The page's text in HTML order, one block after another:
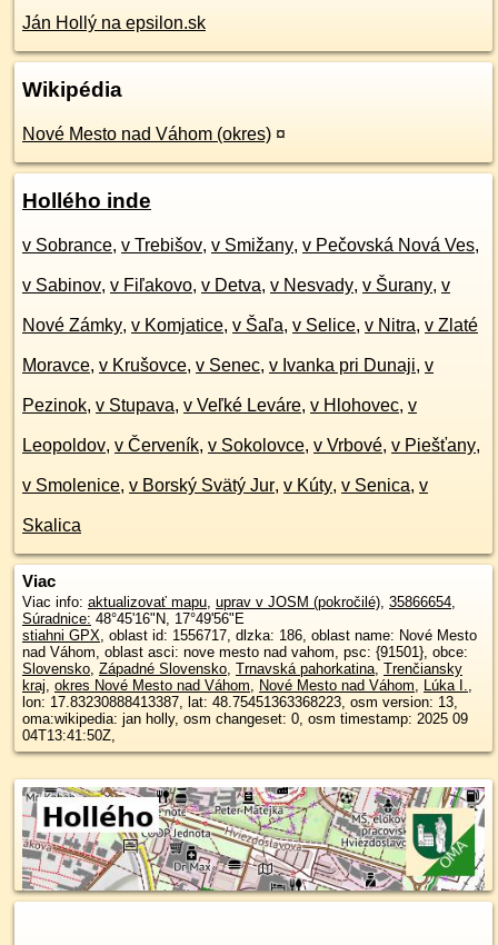
Ján Hollý na epsilon.sk
Wikipédia
Nové Mesto nad Váhom (okres) ¤
Hollého inde
v Sobrance, v Trebišov, v Smižany, v Pečovská Nová Ves,
v Sabinov, v Fiľakovo, v Detva, v Nesvady, v Šurany, v
Nové Zámky, v Komjatice, v Šaľa, v Selice, v Nitra, v Zlaté
Moravce, v Krušovce, v Senec, v Ivanka pri Dunaji, v
Pezinok, v Stupava, v Veľké Leváre, v Hlohovec, v
Leopoldov, v Červeník, v Sokolovce, v Vrbové, v Piešťany,
v Smolenice, v Borský Svätý Jur, v Kúty, v Senica, v
Skalica
Viac
Viac info: aktualizovať mapu, uprav v JOSM (pokročilé), 35866654,
Súradnice: 48°45'16"N, 17°49'56"E
stiahni GPX, oblast id: 1556717, dlzka: 186, oblast name: Nové Mesto
nad Váhom, oblast asci: nove mesto nad vahom, psc: {91501}, obce:
Slovensko, Západné Slovensko, Trnavská pahorkatina, Trenčiansky
kraj, okres Nové Mesto nad Váhom, Nové Mesto nad Váhom, Lúka I.,
lon: 17.83230888413387, lat: 48.75451363368223, osm version: 13,
oma:wikipedia: jan holly, osm changeset: 0, osm timestamp: 2025 09
04T13:41:50Z,